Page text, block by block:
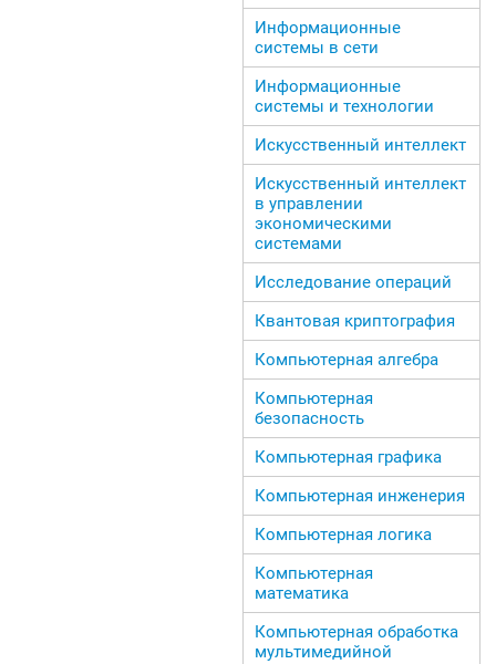
Информационные
системы в сети
Информационные
системы и технологии
Искусственный интеллект
Искусственный интеллект
в управлении
экономическими
системами
Исследование операций
Квантовая криптография
Компьютерная алгебра
Компьютерная
безопасность
Компьютерная графика
Компьютерная инженерия
Компьютерная логика
Компьютерная
математика
Компьютерная обработка
мультимедийной